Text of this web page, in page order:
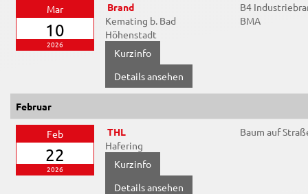
Mar
10
2026
Brand
Kemating b. Bad
Höhenstadt
Details ansehen
B4
BMA
Februar
Feb
22
2026
THL
Hafering
Details ansehen
Baum auf